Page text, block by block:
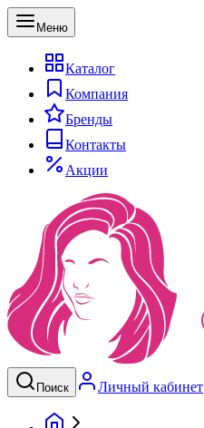
Меню
Каталог
Компания
Бренды
Контакты
Акции
Поиск Личный кабинет